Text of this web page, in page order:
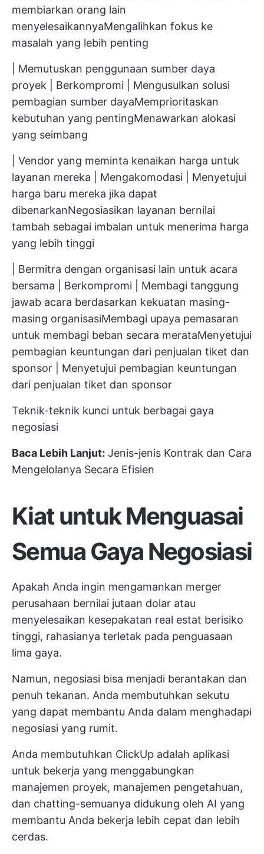
membiarkan orang lain
menyelesaikannyaMengalihkan fokus ke
masalah yang lebih penting
| Memutuskan penggunaan sumber daya
proyek | Berkompromi | Mengusulkan solusi
pembagian sumber dayaMemprioritaskan
kebutuhan yang pentingMenawarkan alokasi
yang seimbang
| Vendor yang meminta kenaikan harga untuk
layanan mereka | Mengakomodasi | Menyetujui
harga baru mereka jika dapat
dibenarkanNegosiasikan layanan bernilai
tambah sebagai imbalan untuk menerima harga
yang lebih tinggi
| Bermitra dengan organisasi lain untuk acara
bersama | Berkompromi | Membagi tanggung
jawab acara berdasarkan kekuatan masing-
masing organisasiMembagi upaya pemasaran
untuk membagi beban secara merataMenyetujui
pembagian keuntungan dari penjualan tiket dan
sponsor | Menyetujui pembagian keuntungan
dari penjualan tiket dan sponsor
Teknik-teknik kunci untuk berbagai gaya
negosiasi
Baca Lebih Lanjut: Jenis-jenis Kontrak dan Cara
Mengelolanya Secara Efisien
Kiat untuk Menguasai
Semua Gaya Negosiasi
Apakah Anda ingin mengamankan merger
perusahaan bernilai jutaan dolar atau
menyelesaikan kesepakatan real estat berisiko
tinggi, rahasianya terletak pada penguasaan
lima gaya.
Namun, negosiasi bisa menjadi berantakan dan
penuh tekanan. Anda membutuhkan sekutu
yang dapat membantu Anda dalam menghadapi
negosiasi yang rumit.
Anda membutuhkan ClickUp adalah aplikasi
untuk bekerja yang menggabungkan
manajemen proyek, manajemen pengetahuan,
dan chatting-semuanya didukung oleh AI yang
membantu Anda bekerja lebih cepat dan lebih
cerdas.